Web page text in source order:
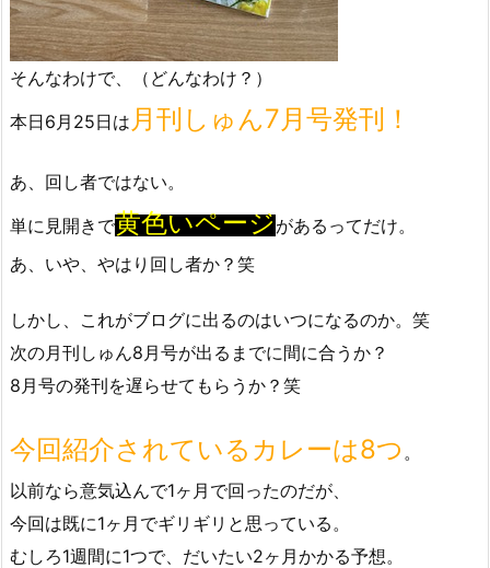
そんなわけで、（どんなわけ？）
本日6月25日は 月刊しゅん7月号発刊！
あ、回し者ではない。
単に見開きで黄色いページがあるってだけ。
あ、いや、やはり回し者か？笑
しかし、これがブログに出るのはいつになるのか。笑
次の月刊しゅん8月号が出るまでに間に合うか？
8月号の発刊を遅らせてもらうか？笑
今回紹介されているカレーは8つ 。
以前なら意気込んで1ヶ月で回ったのだが、
今回は既に1ヶ月でギリギリと思っている。
むしろ1週間に1つで、だいたい2ヶ月かかる予想。